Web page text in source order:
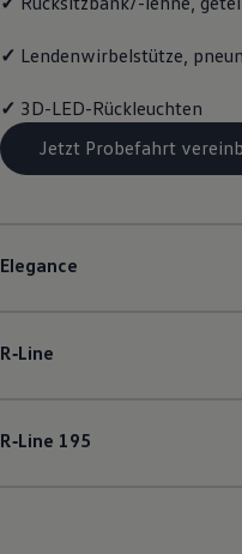
✓ Lendenwirbelstütze,
✓ 3D-LED-Rückleuchten
Jetzt Probefahrt
Elegance
R‑Line
R‑Line 195